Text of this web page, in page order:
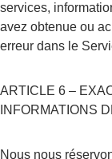
services,
avez obtenue ou
erreur dans le
ARTICLE 6 –
INFORMATIONS
Nous nous